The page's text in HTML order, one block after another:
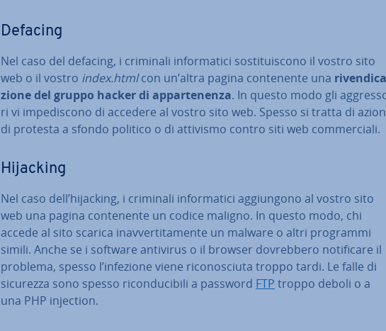
Defacing
Nel caso del defacing, i criminali in­for­ma­ti­ci so­sti­tui­sco­no il vostro sito
web o il vostro index.htmlcon un’altra pagina con­te­nen­te una
zio­ne del gruppo hacker di ap­par­te­nen­za. In questo modo gli
ri vi im­pe­di­sco­no di accedere al vostro sito web. Spesso si tratta di
di protesta a sfondo politico o di attivismo contro siti web com­mer­cia­li.
Hijacking
Nel caso dell’hijacking, i criminali in­for­ma­ti­ci ag­giun­go­no al vostro sito
web una pagina con­te­nen­te un codice maligno. In questo modo, chi
accede al sito scarica inav­ver­ti­ta­men­te un malware o altri programmi
simili. Anche se i software antivirus o il browser do­vreb­be­ro no­ti­fi­ca­re il
problema, spesso l’infezione viene ri­co­no­sciu­ta troppo tardi. Le falle di
sicurezza sono spesso ri­con­du­ci­bi­li a password FTP troppo deboli o a
una PHP injection.